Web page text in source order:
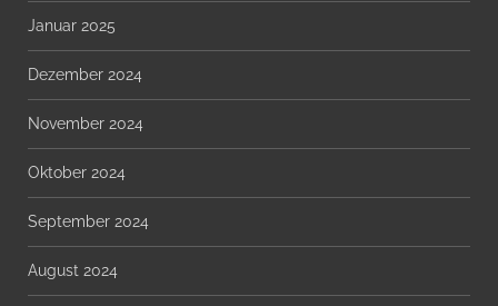
Januar 2025
Dezember 2024
November 2024
Oktober 2024
September 2024
August 2024